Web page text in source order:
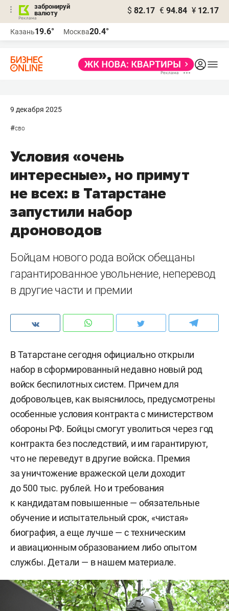
забронируй
валюту
$ 82.17 € 94.84 ¥ 12.17
Казань19.6° Москва20.4°
9 декабря 2025
#сво
Условия «очень
интересные», но примут
не всех: в Татарстане
запустили набор
дроноводов
Бойцам нового рода войск обещаны
гарантированное увольнение, неперевод
в другие части и премии
В Татарстане сегодня официально открыли
набор в сформированный недавно новый род
войск беспилотных систем. Причем для
добровольцев, как выяснилось, предусмотрены
особенные условия контракта с министерством
обороны РФ. Бойцы смогут уволиться через год
контракта без последствий, и им гарантируют,
что не переведут в другие войска. Премия
за уничтожение вражеской цели доходит
до 500 тыс. рублей. Но и требования
к кандидатам повышенные — обязательные
обучение и испытательный срок, «чистая»
биография, а еще лучше — с техническим
и авиационным образованием либо опытом
службы. Детали — в нашем материале.